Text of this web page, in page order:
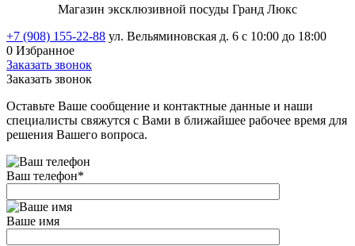
Магазин эксклюзивной посуды Гранд Люкс
+7 (908) 155-22-88 ул. Вельяминовская д. 6 с 10:00 до 18:00
0 Избранное
Заказать звонок
Заказать звонок
Оставьте Ваше сообщение и контактные данные и наши
специалисты свяжутся с Вами в ближайшее рабочее время для
решения Вашего вопроса.
Ваш телефон*
Ваше имя